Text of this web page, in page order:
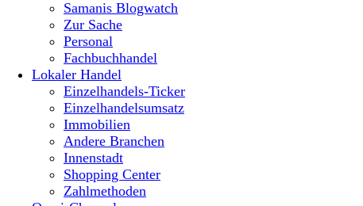
Samanis Blogwatch
Zur Sache
Personal
Fachbuchhandel
Lokaler Handel
Einzelhandels-Ticker
Einzelhandelsumsatz
Immobilien
Andere Branchen
Innenstadt
Shopping Center
Zahlmethoden